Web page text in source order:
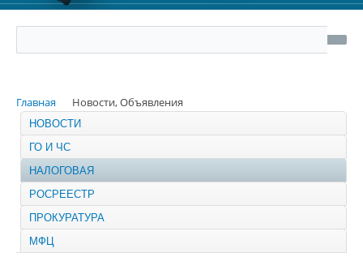
Главная Новости, Объявления
НОВОСТИ
ГО И ЧС
НАЛОГОВАЯ
РОСРЕЕСТР
ПРОКУРАТУРА
МФЦ